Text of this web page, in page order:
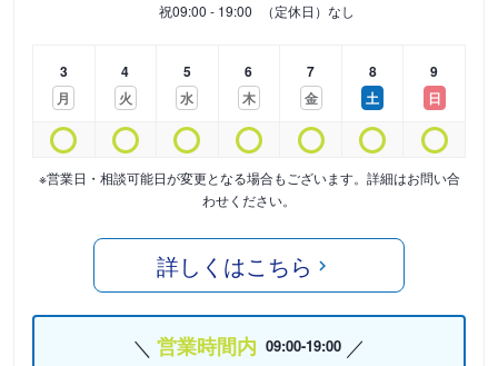
祝09:00 - 19:00 （定休日）なし
3
月
4
火
5
水
6
木
7
金
8
土
9
日
※営業日・相談可能日が変更となる場合もございます。詳細はお問い合
わせください。
詳しくはこちら
営業時間内 09:00-19:00